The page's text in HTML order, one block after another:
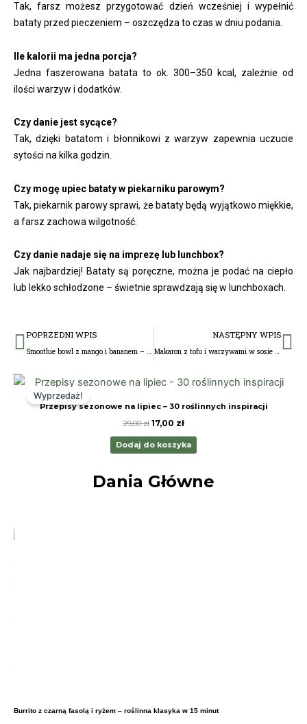
Tak, farsz możesz przygotować dzień wcześniej i wypełnić
bataty przed pieczeniem – oszczędza to czas w dniu podania.
Ile kalorii ma jedna porcja?
Jedna faszerowana batata to ok. 300–350 kcal, zależnie od
ilości warzyw i dodatków.
Czy danie jest sycące?
Tak, dzięki batatom i błonnikowi z warzyw zapewnia uczucie
sytości na kilka godzin.
Czy mogę upiec bataty w piekarniku parowym?
Tak, piekarnik parowy sprawi, że bataty będą wyjątkowo miękkie,
a farsz zachowa wilgotność.
Czy danie nadaje się na imprezę lub lunchbox?
Jak najbardziej! Bataty są poręczne, można je podać na ciepło
lub lekko schłodzone – świetnie sprawdzają się w lunchboxach.
Prev
POPRZEDNI WPIS
Smoothie bowl z mango i bananem – pełnia energii w misce
NASTĘPNY WPIS
Makaron z tofu i warzywami w sosie orzechowym – szybki obiad pełen smaku
Wyprzedaż!
Przepisy sezonowe na lipiec – 30 roślinnych inspiracji
29,00zł
Pierwotna
cena
29,00 zł.
17,00 zł
Aktualna
cena
17,00 zł.
Dodaj do koszyka
Dania Główne
Burrito z czarną fasolą i ryżem – roślinna klasyka w 15 minut